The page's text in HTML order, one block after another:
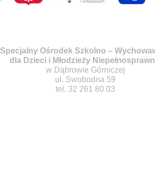
Specjalny Ośrodek Szkolno –
dla Dzieci i Młodzieży
w Dąbrowie Górniczej
ul. Swobodna 59
tel. 32 261 80 03